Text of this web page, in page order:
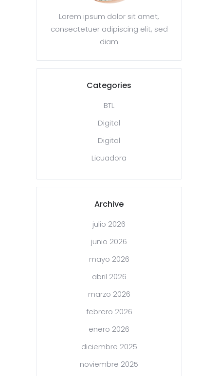
Lorem ipsum dolor sit amet,
consectetuer adipiscing elit, sed
diam
Categories
BTL
Digital
Digital
Licuadora
Archive
julio 2026
junio 2026
mayo 2026
abril 2026
marzo 2026
febrero 2026
enero 2026
diciembre 2025
noviembre 2025